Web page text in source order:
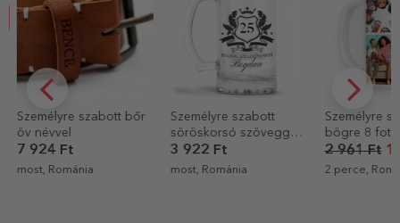
Személyre szabott
söröskorsó szöveggel -
Royalty
3 922 Ft
most, Románia
Személyre szabott
bögre 8 fotóval és
szöveggel – A
legkedvesebb emlékeid
2 961 Ft
2 perce, Románia
Személyre
bögre
2 961 Ft
11 perce,